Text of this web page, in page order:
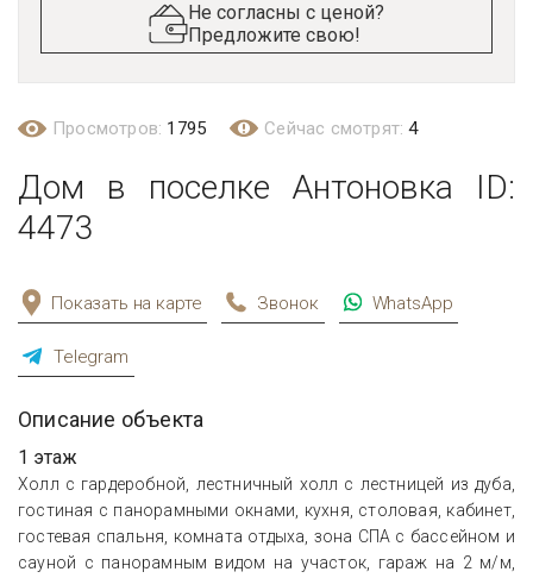
Не согласны с ценой?
Предложите свою!
Просмотров: 1795 Сейчас смотрят:4
Дом в поселке Антоновка ID:
4473
Показать на карте Звонок WhatsApp
Telegram
Описание объекта
1 этаж
Холл с гардеробной, лестничный холл с лестницей из дуба,
гостиная с панорамными окнами, кухня, столовая, кабинет,
гостевая спальня, комната отдыха, зона СПА с бассейном и
сауной с панорамным видом на участок, гараж на 2 м/м,